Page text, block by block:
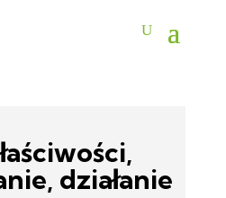
działanie